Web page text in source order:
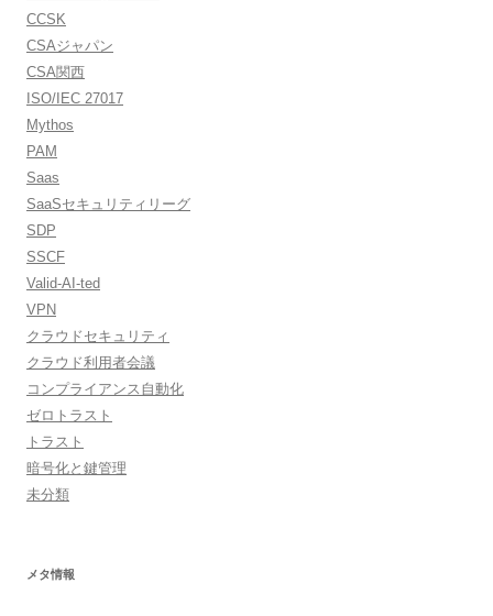
CCSK
CSAジャパン
CSA関西
ISO/IEC 27017
Mythos
PAM
Saas
SaaSセキュリティリーグ
SDP
SSCF
Valid-AI-ted
VPN
クラウドセキュリティ
クラウド利用者会議
コンプライアンス自動化
ゼロトラスト
トラスト
暗号化と鍵管理
未分類
メタ情報